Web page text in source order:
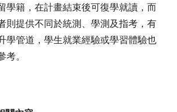
學籍，在計畫結束後可復學就讀，而
則提供不同於統測、學測及指考，有
學管道，學生就業經驗或學習體驗也
。